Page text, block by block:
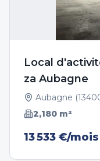
Local
za Aubagne
Aubagne (
2,180 m²
13 533 €/mois